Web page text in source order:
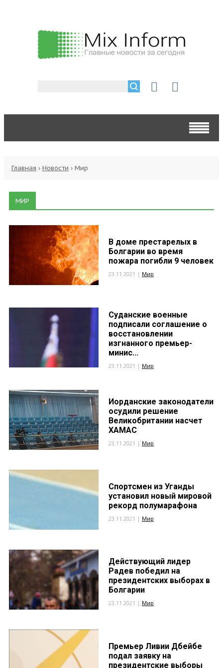
Главная › Новости › Мир
МИР
В доме престарелых в
Болгарии во время
пожара погибли 9 человек
23.11.2021 | Мир
Суданские военные
подписали соглашение о
восстановлении
изгнанного премьер-
минис...
23.11.2021 | Мир
Иорданские законодатели
осудили решение
Великобритании насчет
ХАМАС
23.11.2021 | Мир
Спортсмен из Уганды
установил новый мировой
рекорд полумарафона
23.11.2021 | Мир
Действующий лидер
Радев победил на
президентских выборах в
Болгарии
23.11.2021 | Мир
Премьер Ливии Дбейбе
подал заявку на
президентские выборы